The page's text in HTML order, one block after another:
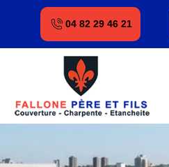
04 82 29 46 21